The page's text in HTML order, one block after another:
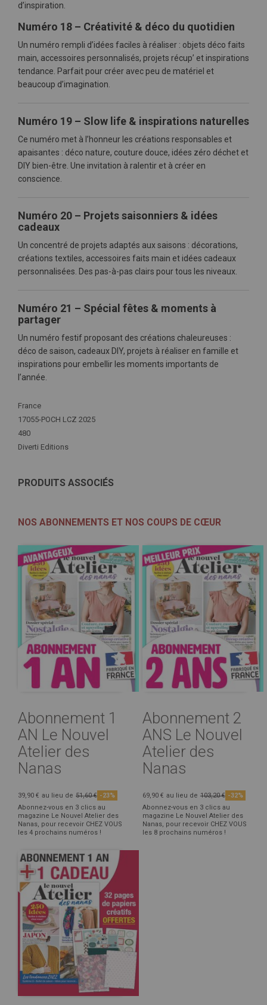
d’inspiration.
Numéro 18 – Créativité & déco du quotidien
Un numéro rempli d’idées faciles à réaliser : objets déco faits
main, accessoires personnalisés, projets récup’ et inspirations
tendance. Parfait pour créer avec peu de matériel et
beaucoup d’imagination.
Numéro 19 – Slow life & inspirations naturelles
Ce numéro met à l’honneur les créations responsables et
apaisantes : déco nature, couture douce, idées zéro déchet et
DIY bien-être. Une invitation à ralentir et à créer en
conscience.
Numéro 20 – Projets saisonniers & idées
cadeaux
Un concentré de projets adaptés aux saisons : décorations,
créations textiles, accessoires faits main et idées cadeaux
personnalisées. Des pas-à-pas clairs pour tous les niveaux.
Numéro 21 – Spécial fêtes & moments à
partager
Un numéro festif proposant des créations chaleureuses :
déco de saison, cadeaux DIY, projets à réaliser en famille et
inspirations pour embellir les moments importants de
l’année.
Plus
d'infos
France
17055-POCH LCZ 2025
480
Diverti Editions
PRODUITS ASSOCIÉS
NOS ABONNEMENTS ET NOS COUPS DE CŒUR
Abonnement 1
AN Le Nouvel
Atelier des
Nanas
39,90 € au lieu de 51,60 € -23%
Abonnez-vous en 3 clics au
magazine Le Nouvel Atelier des
Nanas, pour recevoir CHEZ VOUS
les 4 prochains numéros !
Abonnement 2
ANS Le Nouvel
Atelier des
Nanas
69,90 € au lieu de 103,20 € -32%
Abonnez-vous en 3 clics au
magazine Le Nouvel Atelier des
Nanas, pour recevoir CHEZ VOUS
les 8 prochains numéros !